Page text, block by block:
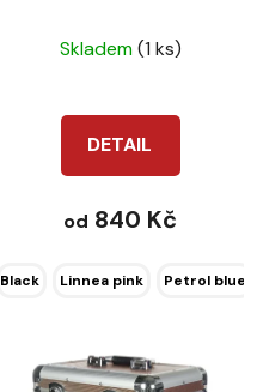
hodnocení
1,0
5
Skladem(1 ks)
DETAIL
od 840 Kč
Black Linnea pink Petrol blue